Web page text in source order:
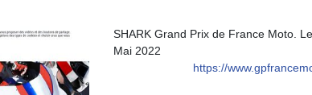
SHARK Grand Prix de France Moto.
Mai 2022
https://